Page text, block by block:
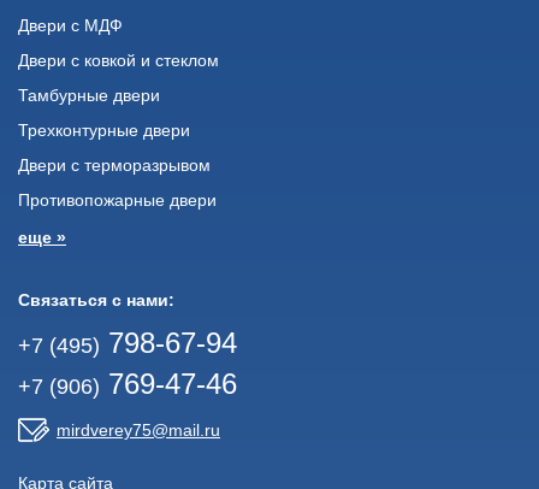
Двери с МДФ
Двери с ковкой и стеклом
Тамбурные двери
Трехконтурные двери
Двери с терморазрывом
Противопожарные двери
еще »
Связаться с нами:
+7 (495) 798-67-94
+7 (906) 769-47-46
mirdverey75@mail.ru
Карта сайта